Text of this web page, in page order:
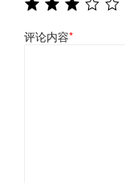
评论内容*